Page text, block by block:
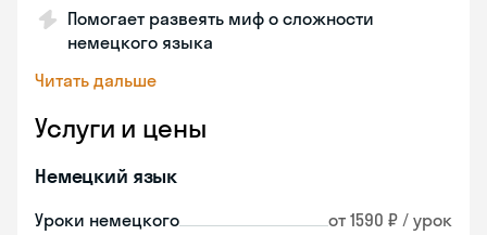
Помогает развеять миф о сложности
немецкого языка
Читать дальше
Услуги и цены
Немецкий язык
Уроки немецкого от 1590 ₽ / урок